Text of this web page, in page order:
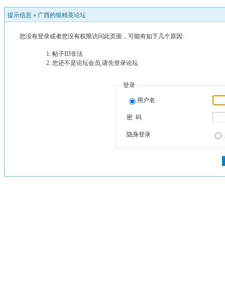
提示信息 » 广西的狼精英论坛
您没有登录或者您没有权限访问此页面，可能有如下几个原因:
帖子ID非法
您还不是论坛会员,请先登录论坛
登录
用户名
密 码
隐身登录